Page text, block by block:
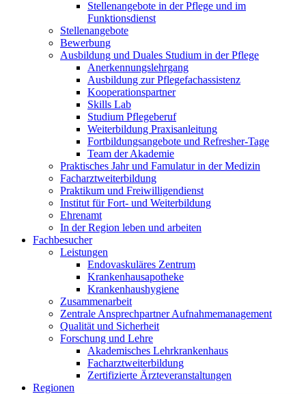
Stellenangebote in der Pflege und im
Funktionsdienst
Stellenangebote
Bewerbung
Ausbildung und Duales Studium in der Pflege
Anerkennungslehrgang
Ausbildung zur Pflegefachassistenz
Kooperationspartner
Skills Lab
Studium Pflegeberuf
Weiterbildung Praxisanleitung
Fortbildungsangebote und Refresher-Tage
Team der Akademie
Praktisches Jahr und Famulatur in der Medizin
Facharztweiterbildung
Praktikum und Freiwilligendienst
Institut für Fort- und Weiterbildung
Ehrenamt
In der Region leben und arbeiten
Fachbesucher
Leistungen
Endovaskuläres Zentrum
Krankenhausapotheke
Krankenhaushygiene
Zusammenarbeit
Zentrale Ansprechpartner Aufnahmemanagement
Qualität und Sicherheit
Forschung und Lehre
Akademisches Lehrkrankenhaus
Facharztweiterbildung
Zertifizierte Ärzteveranstaltungen
Regionen